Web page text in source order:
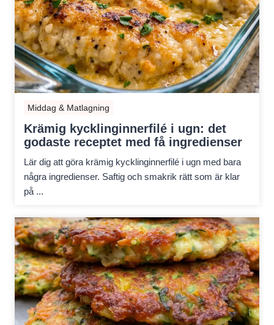
Middag & Matlagning
Krämig kycklinginnerfilé i ugn: det
godaste receptet med få ingredienser
Lär dig att göra krämig kycklinginnerfilé i ugn med bara
några ingredienser. Saftig och smakrik rätt som är klar
på ...